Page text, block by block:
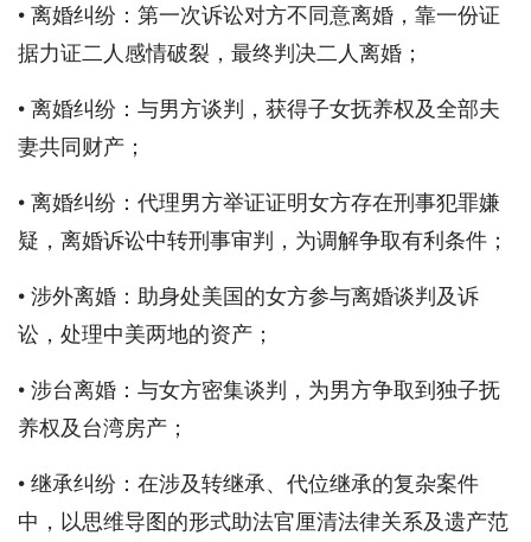
• 离婚纠纷：第一次诉讼对方不同意离婚，靠一份证
据力证二人感情破裂，最终判决二人离婚；
• 离婚纠纷：与男方谈判，获得子女抚养权及全部夫
妻共同财产；
• 离婚纠纷：代理男方举证证明女方存在刑事犯罪嫌
疑，离婚诉讼中转刑事审判，为调解争取有利条件；
• 涉外离婚：助身处美国的女方参与离婚谈判及诉
讼，处理中美两地的资产；
• 涉台离婚：与女方密集谈判，为男方争取到独子抚
养权及台湾房产；
• 继承纠纷：在涉及转继承、代位继承的复杂案件
中，以思维导图的形式助法官厘清法律关系及遗产范